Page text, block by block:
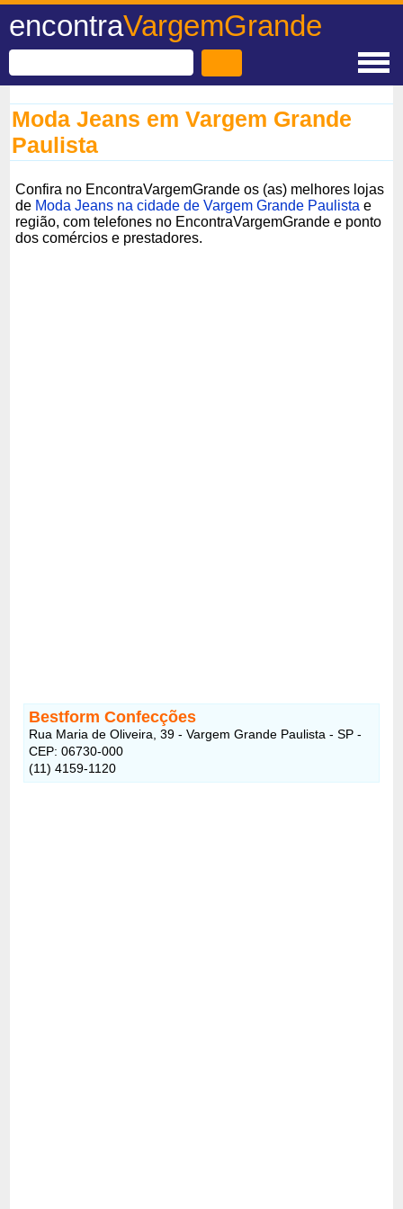
encontraVargemGrande
Moda Jeans em Vargem Grande
Paulista
Confira no EncontraVargemGrande os (as) melhores lojas
de Moda Jeans na cidade de Vargem Grande Paulista e
região, com telefones no EncontraVargemGrande e ponto
dos comércios e prestadores.
Bestform Confecções
Rua Maria de Oliveira, 39 - Vargem Grande Paulista - SP -
CEP: 06730-000
(11) 4159-1120